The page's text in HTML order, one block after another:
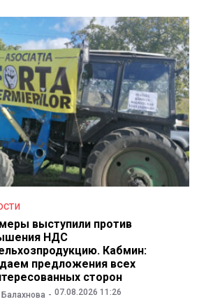
выступили против
НДС
Кабмин:
предложения всех
сторон
Балахнова 07.08.2026 11:26